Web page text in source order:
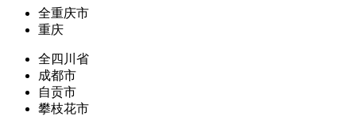
全重庆市
重庆
全四川省
成都市
自贡市
攀枝花市